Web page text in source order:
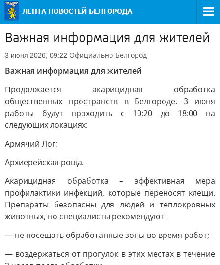
Важная информация для жителей
3 июня 2026, 09:22 Официально Белгород
Важная информация для жителей
Продолжается акарицидная обработка
общественных пространств в Белгороде. 3 июня
работы будут проходить с 10:20 до 18:00 на
следующих локациях:
Армячий Лог;
Архиерейская роща.
Акарицидная обработка – эффективная мера
профилактики инфекций, которые переносят клещи.
Препараты безопасны для людей и теплокровных
животных, но специалисты рекомендуют:
— не посещать обработанные зоны во время работ;
— воздержаться от прогулок в этих местах в течение